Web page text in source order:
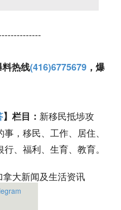
热线(416)6775679 ，爆
】栏目： 新移民抵埗攻
，移民、工作、居住、
、福利、生育、教育。
大新闻及生活资讯